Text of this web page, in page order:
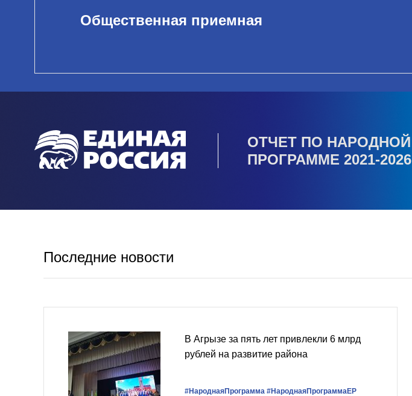
Общественная приемная
ОТЧЕТ ПО НАРОДНОЙ
ПРОГРАММЕ 2021-2026
Последние новости
В Агрызе за пять лет привлекли 6 млрд
рублей на развитие района
#НароднаяПрограмма #НароднаяПрограммаЕР